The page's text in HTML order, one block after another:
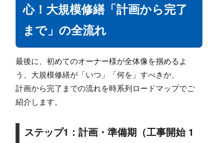
心！大規模修繕「計画から完了
まで」の全流れ
最後に、初めてのオーナー様が全体像を掴めるよ
う、大規模修繕が「いつ」「何を」すべきか、
計画から完了までの流れを時系列ロードマップでご
紹介します。
ステップ1：計画・準備期（工事開始 1